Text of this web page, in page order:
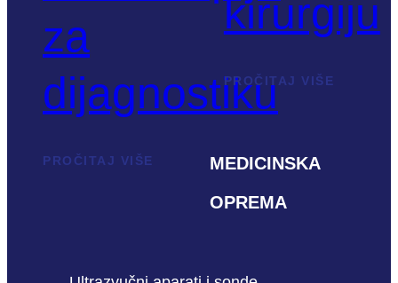
za
dijagnostiku
PROČITAJ VIŠE
kirurgiju
PROČITAJ VIŠE
MEDICINSKA
OPREMA